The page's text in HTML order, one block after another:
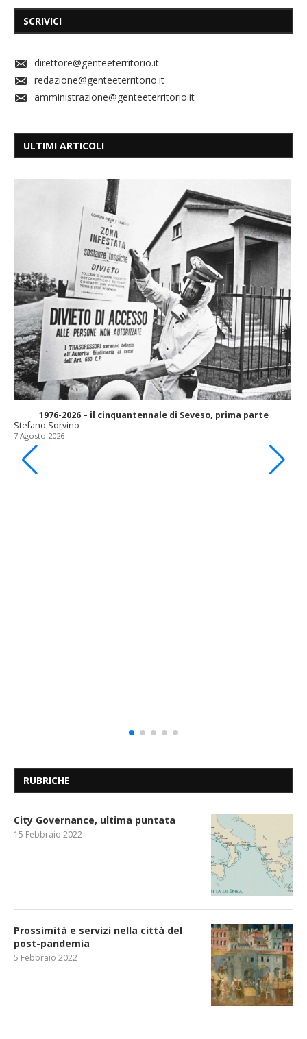
SCRIVICI
direttore@genteeterritorio.it
redazione@genteeterritorio.it
amministrazione@genteeterritorio.it
ULTIMI ARTICOLI
1976-2026 – il cinquantennale di Seveso, prima parte
Stefano Sorvino
7 Agosto 2026
RUBRICHE
City Governance, ultima puntata
15 Febbraio 2022
Prossimità e servizi nella città del
post-pandemia
5 Febbraio 2022